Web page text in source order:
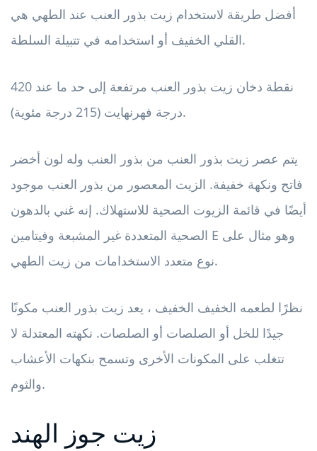
أفضل طريقة لاستخدام زيت بذور العنب عند الطهي هي
القلي الخفيف أو استخدامه في تتبيلة السلطة.
نقطة دخان زيت بذور العنب مرتفعة إلى حد ما عند 420
درجة فهرنهايت (215 درجة مئوية).
يتم عصر زيت بذور العنب من بذور العنب وله لون أخضر
فاتح ونكهة خفيفة. الزيت المعصور من بذور العنب موجود
أيضًا في قائمة الزيوت الصحية للاستهلاك. إنه غني بالدهون
الصحية المتعددة غير المشبعة وفيتامين E وهو مثال على
نوع متعدد الاستخدامات من زيت الطهي.
نظرًا لطعمه الخفيف الخفيف ، يعد زيت بذور العنب مكونًا
جيدًا للخل أو الصلصات أو الصلصات. نكهته المعتدلة لا
تتغلب على المكونات الأخرى وتسمح بنكهات الأعشاب
والثوم.
زيت جوز الهند